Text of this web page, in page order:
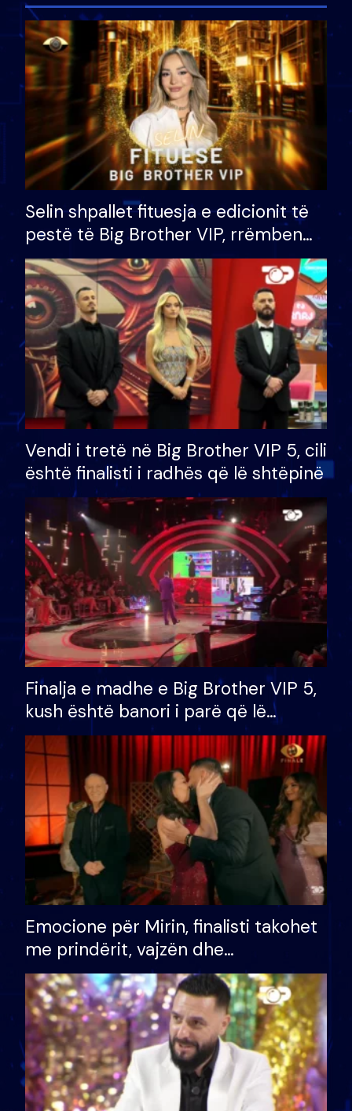
Selin shpallet fituesja e edicionit të
pestë të Big Brother VIP, rrëmben
çmimin e madh prej 100 mijë eurosh
Vendi i tretë në Big Brother VIP 5, cili
është finalisti i radhës që lë shtëpinë
Finalja e madhe e Big Brother VIP 5,
kush është banori i parë që lë
shtëpinë dhe humb mundësinë për
të fituar çmimin e madh
Emocione për Mirin, finalisti takohet
me prindërit, vajzën dhe
bashkëshorten: S’kemi ndonjë letër
divorci apo jo?